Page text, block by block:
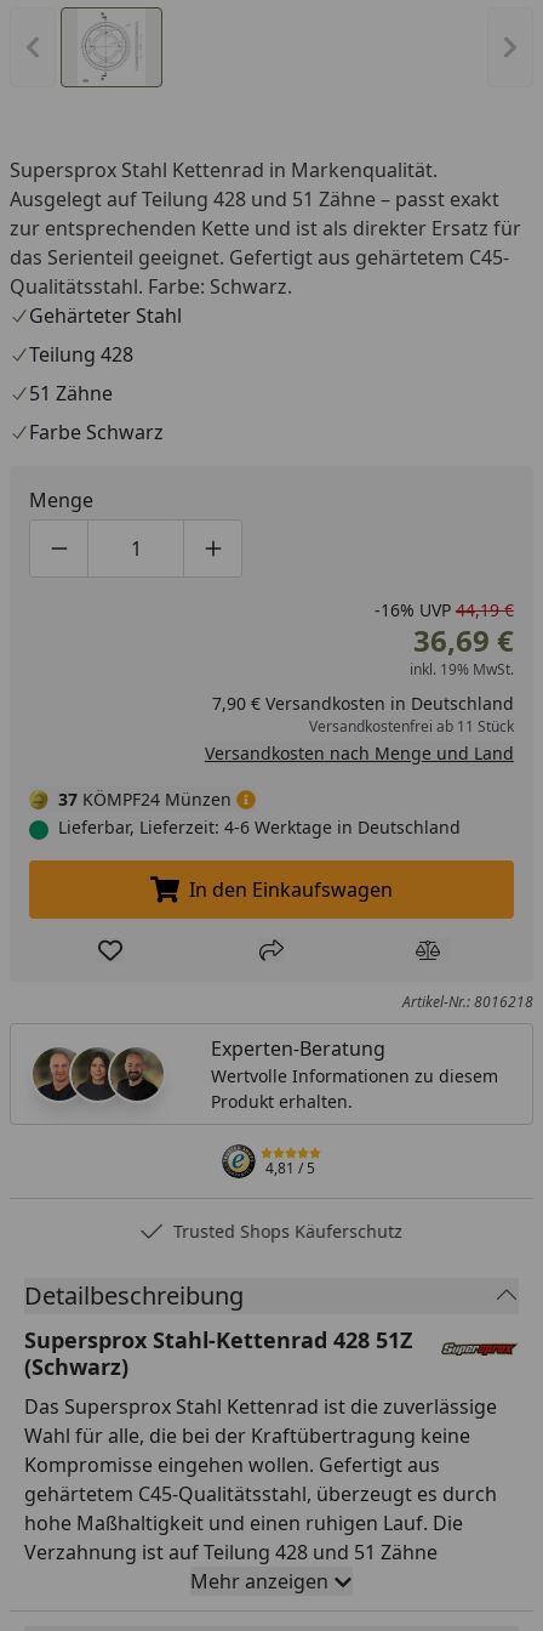
Vorheriges Bild anzeigen
Supersprox Stahl Kettenrad in Markenqualität.
Ausgelegt auf Teilung 428 und 51 Zähne – passt exakt
zur entsprechenden Kette und ist als direkter Ersatz für
das Serienteil geeignet. Gefertigt aus gehärtetem C45-
Qualitätsstahl. Farbe: Schwarz.
Gehärteter Stahl
Teilung 428
51 Zähne
Farbe Schwarz
Menge
Produktmenge um eins verringern
Produktmenge manuell eingeben
Produktmenge um eins erhöhen
-16% UVP 44,19 €
36,69 €
inkl. 19% MwSt.
7,90 € Versandkosten in Deutschland
Versandkostenfrei ab 11 Stück
Versandkosten nach Menge und Land
37 KÖMPF24 Münzen
Lieferbar, Lieferzeit: 4-6 Werktage in Deutschland
In den Einkaufswagen legen
In den Einkaufswagen
Produkt zur Wunschliste hinzufügen
Teilen Produkt
Artikel-Nr.: 8016218
Experten-Beratung
Wertvolle Informationen zu diesem
Produkt erhalten.
4,81/ 5
Trusted Shops Käuferschutz
Detailbeschreibung
Supersprox Stahl-Kettenrad 428 51Z
(Schwarz)
Das Supersprox Stahl Kettenrad ist die zuverlässige
Wahl für alle, die bei der Kraftübertragung keine
Kompromisse eingehen wollen. Gefertigt aus
gehärtetem C45-Qualitätsstahl, überzeugt es durch
hohe Maßhaltigkeit und einen ruhigen Lauf. Die
Verzahnung ist auf Teilung 428 und 51 Zähne
ausgelegt und passt damit exakt zur entsprechenden
Kette. Mit einem Innendurchmesser von 100,0 mm
Mehr anzeigen